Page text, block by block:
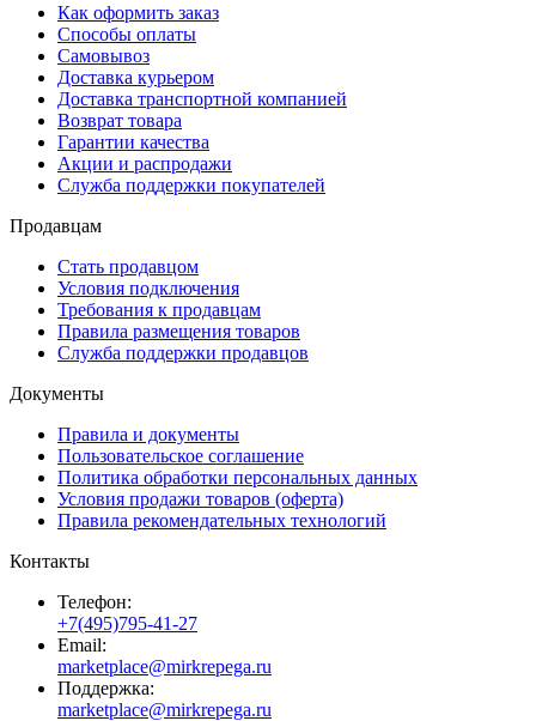
Как оформить заказ
Способы оплаты
Самовывоз
Доставка курьером
Доставка транспортной компанией
Возврат товара
Гарантии качества
Акции и распродажи
Служба поддержки покупателей
Продавцам
Стать продавцом
Условия подключения
Требования к продавцам
Правила размещения товаров
Служба поддержки продавцов
Документы
Правила и документы
Пользовательское соглашение
Политика обработки персональных данных
Условия продажи товаров (оферта)
Правила рекомендательных технологий
Контакты
Телефон:
+7(495)795-41-27
Email:
marketplace@mirkrepega.ru
Поддержка:
marketplace@mirkrepega.ru